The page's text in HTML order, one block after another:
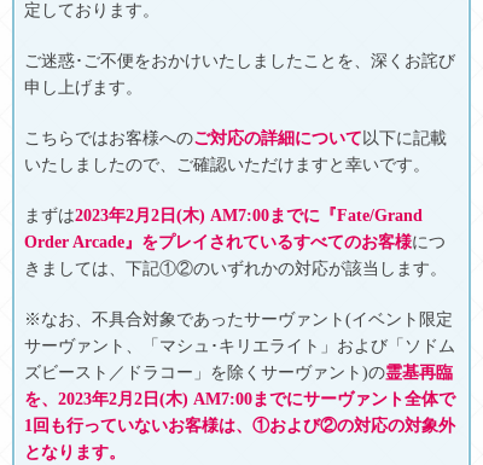
定しております。
ご迷惑･ご不便をおかけいたしましたことを、深くお詫び
申し上げます。
こちらではお客様へのご対応の詳細について 以下に記載
いたしましたので、ご確認いただけますと幸いです。
まずは2023年2月2日(木) AM7:00までに『Fate/Grand
Order Arcade』をプレイされているすべてのお客様につ
きましては、下記①②のいずれかの対応が該当します。
※なお、不具合対象であったサーヴァント(イベント限定
サーヴァント、「マシュ･キリエライト」および「ソドム
ズビースト／ドラコー」を除くサーヴァント)の霊基再臨
を、2023年2月2日(木) AM7:00までにサーヴァント全体で
1回も行っていないお客様は、①および②の対応の対象外
となります。